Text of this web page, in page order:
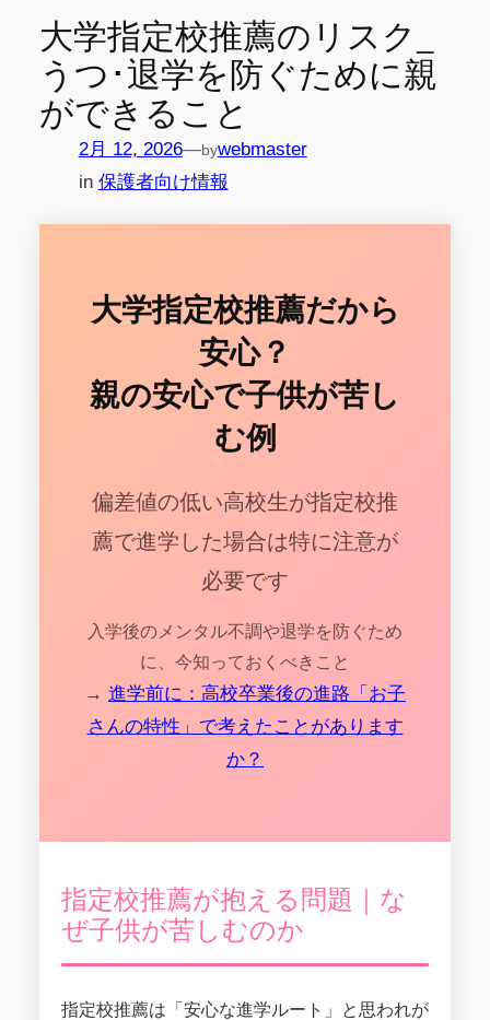
大学指定校推薦のリスク_
うつ･退学を防ぐために親
ができること
2月 12, 2026—bywebmaster
in 保護者向け情報
大学指定校推薦だから
安心？
親の安心で子供が苦し
む例
偏差値の低い高校生が指定校推
薦で進学した場合は特に注意が
必要です
入学後のメンタル不調や退学を防ぐため
に、今知っておくべきこと
→ 進学前に：高校卒業後の進路「お子
さんの特性」で考えたことがあります
か？
指定校推薦が抱える問題｜な
ぜ子供が苦しむのか
指定校推薦は「安心な進学ルート」と思われが